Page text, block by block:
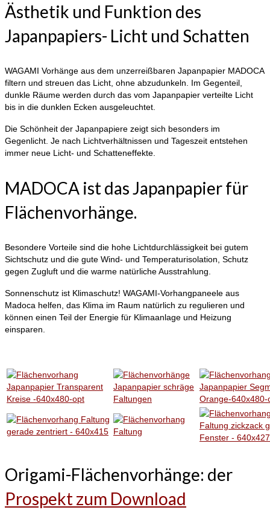
Ästhetik und Funktion des
Japanpapiers- Licht und Schatten
WAGAMI Vorhänge aus dem unzerreißbaren Japanpapier MADOCA
filtern und streuen das Licht, ohne abzudunkeln. Im Gegenteil,
dunkle Räume werden durch das vom Japanpapier verteilte Licht
bis in die dunklen Ecken ausgeleuchtet.
Die Schönheit der Japanpapiere zeigt sich besonders im
Gegenlicht. Je nach Lichtverhältnissen und Tageszeit entstehen
immer neue Licht- und Schatteneffekte.
MADOCA ist das Japanpapier für
Flächenvorhänge.
Besondere Vorteile sind die hohe Lichtdurchlässigkeit bei gutem
Sichtschutz und die gute Wind- und Temperaturisolation, Schutz
gegen Zugluft und die warme natürliche Ausstrahlung.
Sonnenschutz ist Klimaschutz! WAGAMI-Vorhangpaneele aus
Madoca helfen, das Klima im Raum natürlich zu regulieren und
können einen Teil der Energie für Klimaanlage und Heizung
einsparen.
Origami-Flächenvorhänge: der
Prospekt zum Download